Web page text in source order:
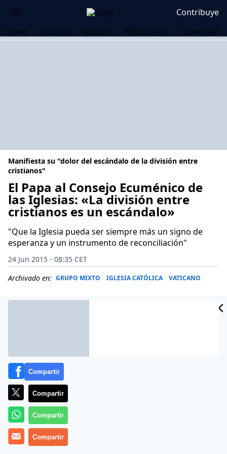
Contribuye
HOME POLÍTICA MUNDO PERIODISMO ECONOMÍA
Manifiesta su "dolor del escándalo de la división entre
cristianos"
El Papa al Consejo Ecuménico de
las Iglesias: «La división entre
cristianos es un escándalo»
"Que la Iglesia pueda ser siempre más un signo de
esperanza y un instrumento de reconciliación"
24 Jun 2015 - 08:35 CET
Archivado en: GRUPO MIXTO IGLESIA CATÓLICA VATICANO
(RV).- «¡Nuestro diálogo debe continuar!
Compartir
Compartir
Compartir
Compartir